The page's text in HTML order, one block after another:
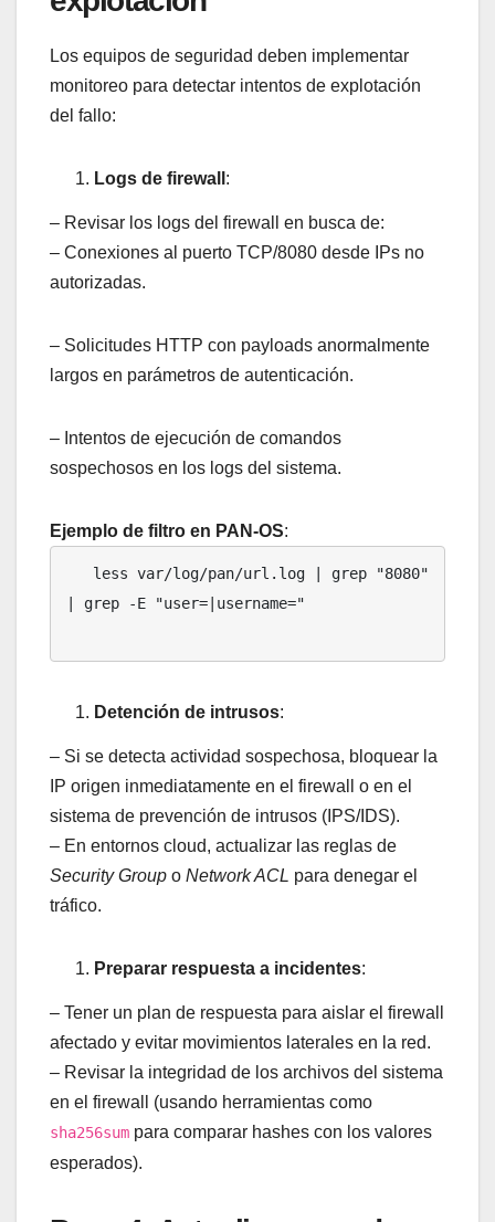
Los equipos de seguridad deben implementar
monitoreo para detectar intentos de explotación
del fallo:
Logs de firewall :
– Revisar los logs del firewall en busca de:
– Conexiones al puerto TCP/8080 desde IPs no
autorizadas.
– Solicitudes HTTP con payloads anormalmente
largos en parámetros de autenticación.
– Intentos de ejecución de comandos
sospechosos en los logs del sistema.
Ejemplo de filtro en PAN-OS:
| grep -E "user=|username="
Detención de intrusos:
– Si se detecta actividad sospechosa, bloquear la
IP origen inmediatamente en el firewall o en el
sistema de prevención de intrusos (IPS/IDS).
– En entornos cloud, actualizar las reglas de
Security Group o Network ACL para denegar el
tráfico.
Preparar respuesta a incidentes:
– Tener un plan de respuesta para aislar el firewall
afectado y evitar movimientos laterales en la red.
– Revisar la integridad de los archivos del sistema
en el firewall (usando herramientas como
sha256sum para comparar hashes con los valores
esperados).